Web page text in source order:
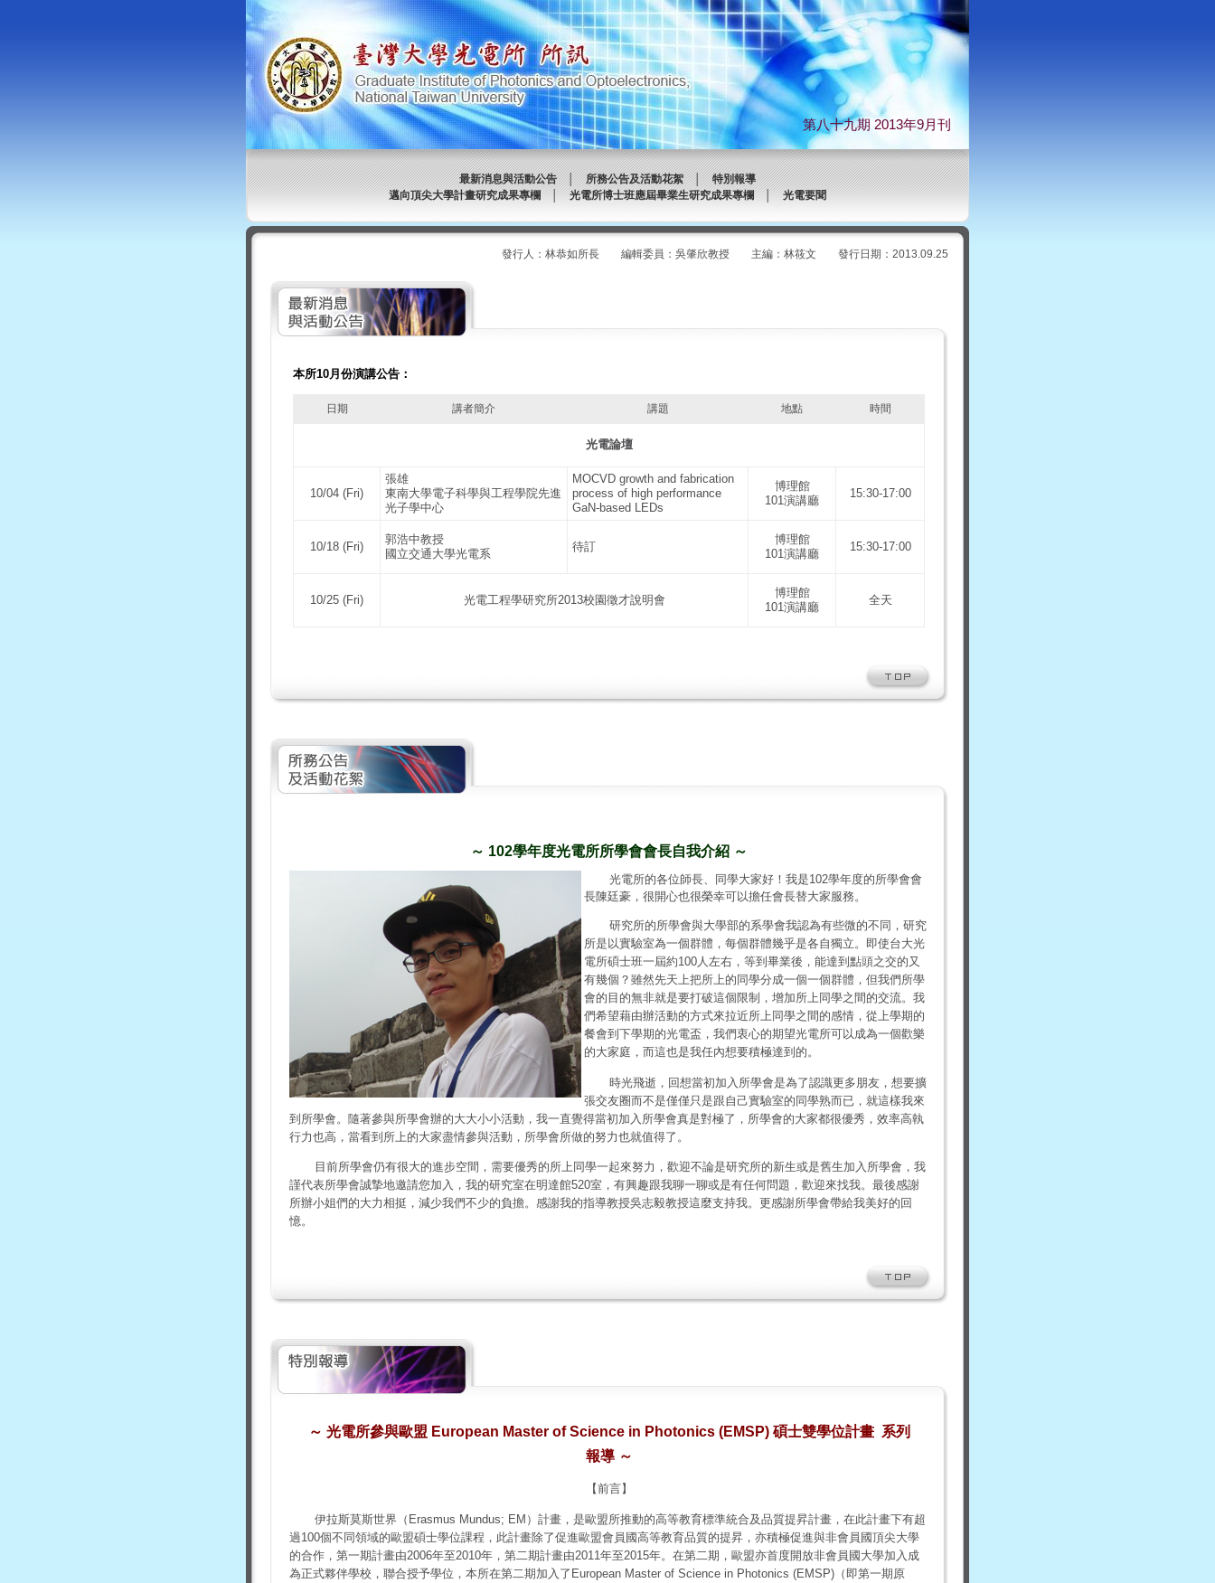
第八十九期 2013年9月刊
最新消息與活動公告│所務公告及活動花絮│特別報導
邁向頂尖大學計畫研究成果專欄│光電所博士班應屆畢業生研究成果專欄│光電要聞
發行人：林恭如所長 編輯委員：吳肇欣教授 主編：林筱文 發行日期：2013.09.25
本所10月份演講公告：
日期 講者簡介 講題 地點 時間
光電論壇
10/04 (Fri)
張雄
東南大學電子科學與工程學院先進
光子學中心
MOCVD growth and fabrication
process of high performance
GaN-based LEDs
博理館
101演講廳
15:30-17:00
10/18 (Fri)
郭浩中教授
國立交通大學光電系
待訂
博理館
101演講廳
15:30-17:00
10/25 (Fri) 光電工程學研究所2013校園徵才說明會
博理館
101演講廳
全天
～ 102學年度光電所所學會會長自我介紹 ～
光電所的各位師長、同學大家好！我是102學年度的所學會會
長陳廷豪，很開心也很榮幸可以擔任會長替大家服務。
研究所的所學會與大學部的系學會我認為有些微的不同，研究
所是以實驗室為一個群體，每個群體幾乎是各自獨立。即使台大光
電所碩士班一屆約100人左右，等到畢業後，能達到點頭之交的又
有幾個？雖然先天上把所上的同學分成一個一個群體，但我們所學
會的目的無非就是要打破這個限制，增加所上同學之間的交流。我
們希望藉由辦活動的方式來拉近所上同學之間的感情，從上學期的
餐會到下學期的光電盃，我們衷心的期望光電所可以成為一個歡樂
的大家庭，而這也是我任內想要積極達到的。
時光飛逝，回想當初加入所學會是為了認識更多朋友，想要擴
張交友圈而不是僅僅只是跟自己實驗室的同學熟而已，就這樣我來
到所學會。隨著參與所學會辦的大大小小活動，我一直覺得當初加入所學會真是對極了，所學會的大家都很優秀，效率高執
行力也高，當看到所上的大家盡情參與活動，所學會所做的努力也就值得了。
目前所學會仍有很大的進步空間，需要優秀的所上同學一起來努力，歡迎不論是研究所的新生或是舊生加入所學會，我
謹代表所學會誠摯地邀請您加入，我的研究室在明達館520室，有興趣跟我聊一聊或是有任何問題，歡迎來找我。最後感謝
所辦小姐們的大力相挺，減少我們不少的負擔。感謝我的指導教授吳志毅教授這麼支持我。更感謝所學會帶給我美好的回
憶。
～ 光電所參與歐盟 European Master of Science in Photonics (EMSP) 碩士雙學位計畫系列
報導 ～
【前言】
伊拉斯莫斯世界（ Erasmus Mundus; EM） 計畫，是歐盟所推動的高等教育標準統合及品質提昇計畫，在此計畫下有超
過100個不同領域的歐盟碩士學位課程，此計畫除了促進歐盟會員國高等教育品質的提昇，亦積極促進與非會員國頂尖大學
的合作，第一期計畫由2006年至2010年，第二期計畫由2011年至2015年。在第二期，歐盟亦首度開放非會員國大學加入成
為正式夥伴學校，聯合授予學位，本所在第二期加入了 European Master of Science in Photonics (EMSP) （即第一期原